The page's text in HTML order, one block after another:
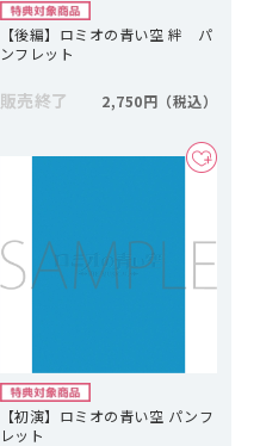
【後編】ロミオの青い空 絆 パ
ンフレット
販売終了 2,750円
【初演】ロミオの青い空 パンフ
レット